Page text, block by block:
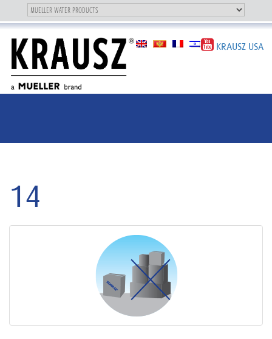
Toggle
navigation
navigation
OUR BRAND
KRAUSZ USA
14